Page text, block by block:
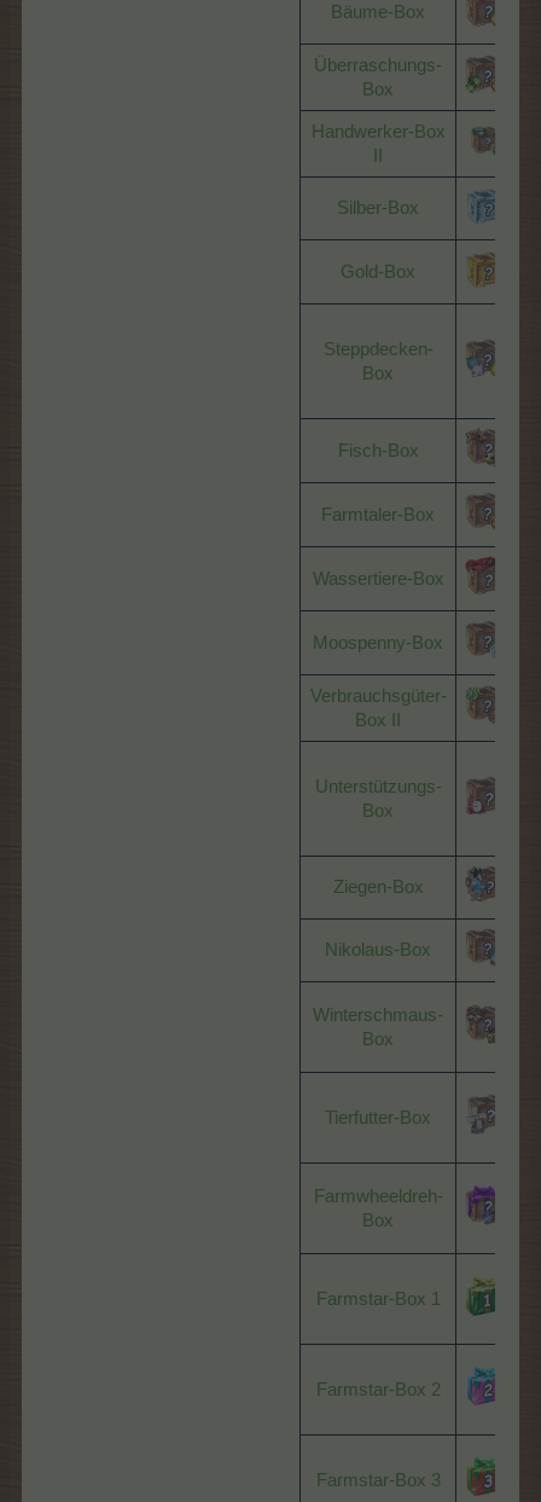
Bäume-Box
Überraschungs-
Box
Handwerker-Box
Silber-Box
Gold-Box
Steppdecken-
Box
Fisch-Box
Farmtaler-Box
Wassertiere-Box
Moospenny-Box
Verbrauchsgüter-
Box II
Unterstützungs-
Box
Ziegen-Box
Nikolaus-Box
Winterschmaus-
Box
Tierfutter-Box
Farmwheeldreh-
Box
Farmstar-Box 1
Farmstar-Box 2
Farmstar-Box 3